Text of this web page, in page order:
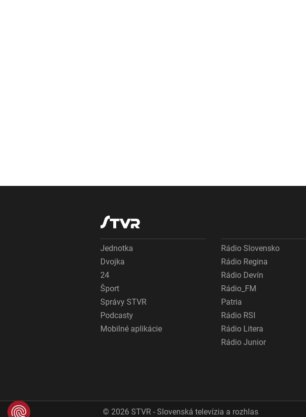
Jednotka
Dvojka
24
Šport
Správy STVR
Podcasty
Mobilné aplikácie
Rádio Slovensko
Rádio Regina
Rádio Devín
Rádio_FM
Patria
Rádio RSI
Rádio Litera
Rádio Junior
© 2026 STVR - Slovenská televízia a rozhlas